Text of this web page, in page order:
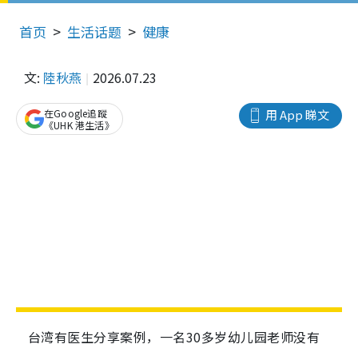
首页 生活话题 健康
文: 陸秋燕 2026.07.23
用 App 睇文
在Google追蹤
《UHK 港生活》
台湾有医生分享案例，一名30多岁幼儿园老师没有